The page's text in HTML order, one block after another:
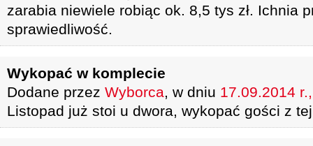
zarabia niewiele robiąc ok. 8,5 tys zł. Ichnia
sprawiedliwość.
Wykopać w komplecie
Dodane przez Wyborca, w dniu 17.09.2014
Listopad już stoi u dwora, wykopać gości z